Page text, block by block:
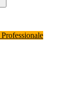
Professionale